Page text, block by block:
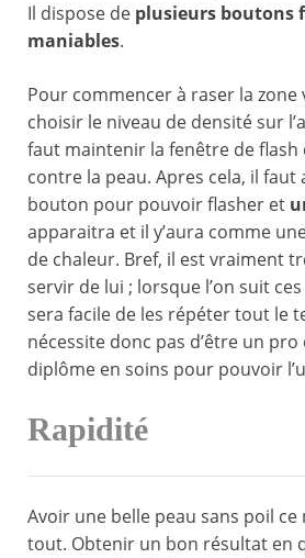
Il dispose de plusieurs boutons
maniables.
Pour commencer à raser la
choisir le niveau de densité sur
faut maintenir la fenêtre de flash
contre la peau. Apres cela, il faut
bouton pour pouvoir flasher et
apparaitra et il y’aura comme
de chaleur. Bref, il est vraiment
servir de lui ; lorsque l’on suit
sera facile de les répéter tout le
nécessite donc pas d’être un pro
diplôme en soins pour pouvoir
Rapidité
Avoir une belle peau sans poil ce
tout. Obtenir un bon résultat en